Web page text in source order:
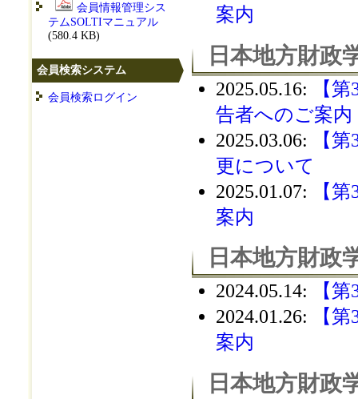
案内
日本地方財政
2025.05.16:
【
告者へのご案内
2025.03.06:
【
更について
2025.01.07:
【
案内
日本地方財政
2024.05.14:
【
2024.01.26:
【
案内
日本地方財政
会員情報管理シス
テムSOLTIマニュアル
(580.4 KB)
会員検索システム
会員検索ログイン